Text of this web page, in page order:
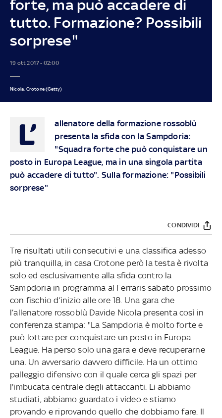
forte, ma può accadere di
tutto. Formazione? Possibili
sorprese"
19 ott 2017 - 02:00
Nicola, Crotone (Getty)
L’
allenatore della formazione rossoblù
presenta la sfida con la Sampdoria:
"Squadra forte che può conquistare un
posto in Europa League, ma in una singola partita
può accadere di tutto". Sulla formazione: "Possibili
sorprese"
CONDIVIDI
Tre risultati utili consecutivi e una classifica adesso
più tranquilla, in casa Crotone però la testa è rivolta
solo ed esclusivamente alla sfida contro la
Sampdoria in programma al Ferraris sabato prossimo
con fischio d’inizio alle ore 18. Una gara che
l’allenatore rossoblù Davide Nicola presenta così in
conferenza stampa: "La Sampdoria è molto forte e
può lottare per conquistare un posto in Europa
League. Ha perso solo una gara e deve recuperarne
una. Un avversario davvero difficile. Ha un ottimo
palleggio difensivo con il quale cerca gli spazi per
l'imbucata centrale degli attaccanti. Li abbiamo
studiati, abbiamo guardato i video e stiamo
provando e riprovando quello che dobbiamo fare. Il